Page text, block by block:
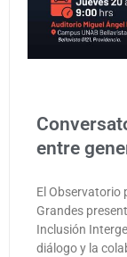
entre
El Observatorio
Grandes
Inclusión
diálogo y la